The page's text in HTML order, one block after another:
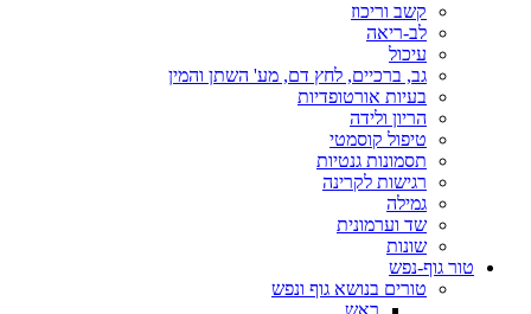
קשב וריכוז
לב-ריאה
עיכול
גב, ברכיים, לחץ דם, מע' השתן והמין
בעיות אורטופדיות
הריון ולידה
טיפול קוסמטי
תסמונות גנטיות
רגישות לקרינה
גמילה
שד וערמונית
שונות
טור גוף-נפש
טורים בנושא גוף ונפש
ראש